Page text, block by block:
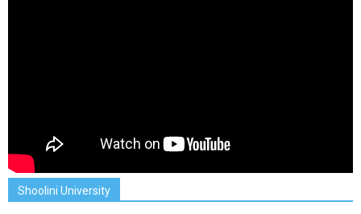
Shoolini University